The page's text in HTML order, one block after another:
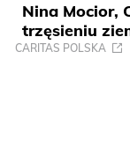
Nina Mocior,
trzęsieniu
CARITAS POLSKA